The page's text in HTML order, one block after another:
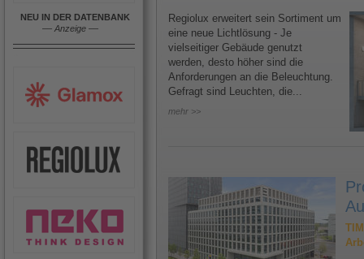
NEU IN DER DATENBANK
–– Anzeige ––
Regiolux erweitert sein Sortiment um
eine neue Lichtlösung - Je
vielseitiger Gebäude genutzt
werden, desto höher sind die
Anforderungen an die Beleuchtung.
Gefragt sind Leuchten, die...
mehr >>